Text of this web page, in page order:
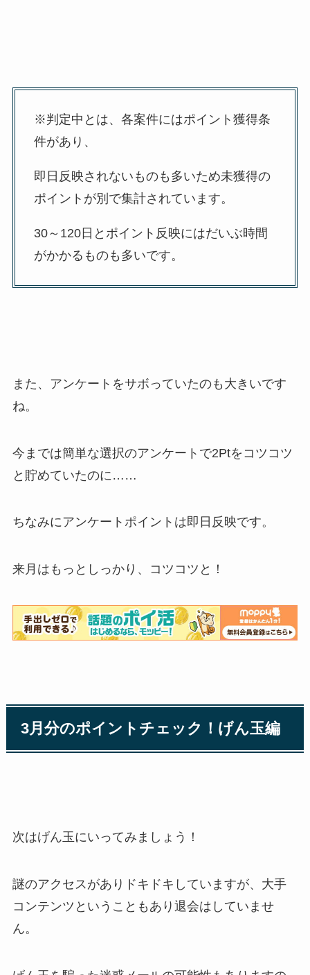
※判定中とは、各案件にはポイント獲得条
件があり、
即日反映されないものも多いため未獲得の
ポイントが別で集計されています。
30～120日とポイント反映にはだいぶ時間
がかかるものも多いです。
また、アンケートをサボっていたのも大きいです
ね。
今までは簡単な選択のアンケートで2Ptをコツコツ
と貯めていたのに……
ちなみにアンケートポイントは即日反映です。
来月はもっとしっかり、コツコツと！
3月分のポイントチェック！げん玉編
次はげん玉にいってみましょう！
謎のアクセスがありドキドキしていますが、大手
コンテンツということもあり退会はしていませ
ん。